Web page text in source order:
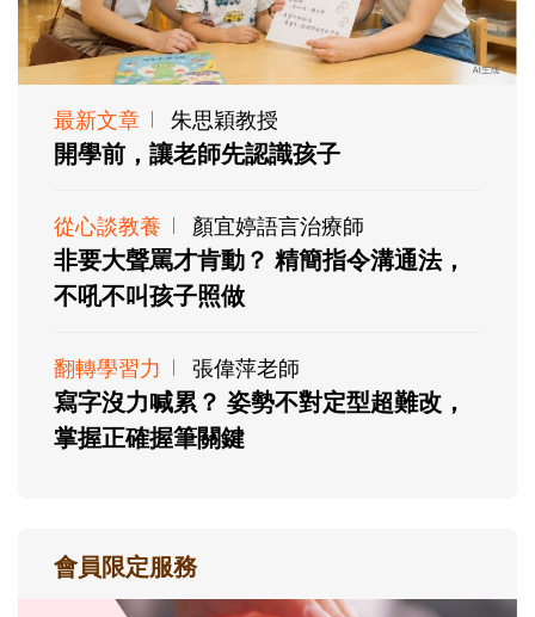
最新文章 朱思穎教授
開學前，讓老師先認識孩子
從心談教養 顏宜婷語言治療師
非要大聲罵才肯動？ 精簡指令溝通法，
不吼不叫孩子照做
翻轉學習力 張偉萍老師
寫字沒力喊累？ 姿勢不對定型超難改，
掌握正確握筆關鍵
會員限定服務